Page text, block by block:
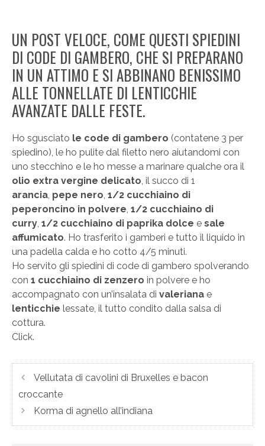
UN POST VELOCE, COME QUESTI SPIEDINI
DI CODE DI GAMBERO, CHE SI PREPARANO
IN UN ATTIMO E SI ABBINANO BENISSIMO
ALLE TONNELLATE DI LENTICCHIE
AVANZATE DALLE FESTE.
Ho sgusciato le code di gambero (contatene 3 per
spiedino), le ho pulite dal filetto nero aiutandomi con
uno stecchino e le ho messe a marinare qualche ora il
olio extra vergine delicato, il succo di 1
arancia, pepe nero, 1/2 cucchiaino di
peperoncino in polvere, 1/2 cucchiaino di
curry, 1/2 cucchiaino di paprika dolce e sale
affumicato. Ho trasferito i gamberi e tutto il liquido in
una padella calda e ho cotto 4/5 minuti.
Ho servito gli spiedini di code di gambero spolverando
con 1 cucchiaino di zenzero in polvere e ho
accompagnato con un’insalata di valeriana e
lenticchie lessate, il tutto condito dalla salsa di
cottura.
Click.
Vellutata di cavolini di Bruxelles e bacon
croccante
Korma di agnello all’indiana